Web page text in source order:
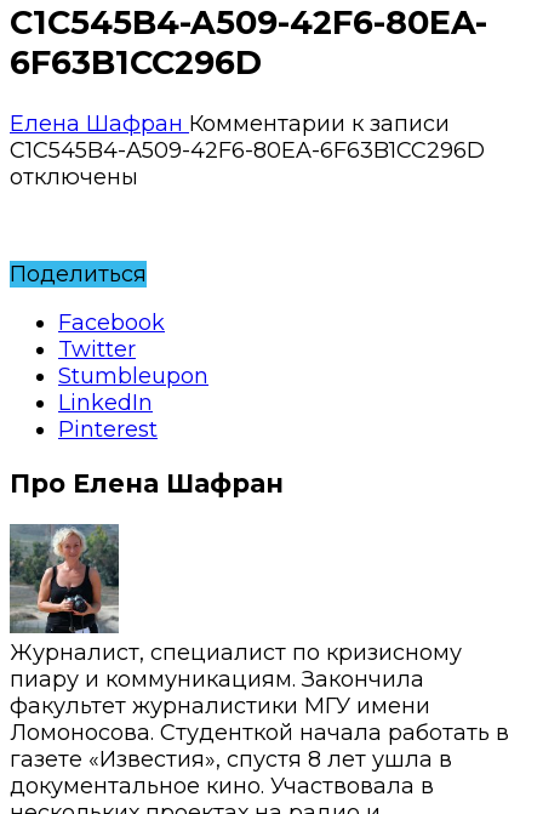
C1C545B4-A509-42F6-80EA-
6F63B1CC296D
Елена Шафран Комментарии к записи
C1C545B4-A509-42F6-80EA-6F63B1CC296D
отключены
Поделиться
Facebook
Twitter
Stumbleupon
LinkedIn
Pinterest
Про Елена Шафран
Журналист, специалист по кризисному
пиару и коммуникациям. Закончила
факультет журналистики МГУ имени
Ломоносова. Студенткой начала работать в
газете «Известия», спустя 8 лет ушла в
документальное кино. Участвовала в